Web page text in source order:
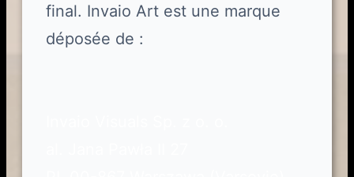
final. Invaio Art est une marque
déposée de :